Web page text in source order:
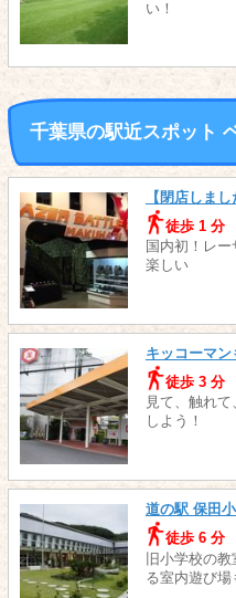
い！
千葉県の駅近スポット
【閉店しま
徒歩 1 分
国内初！レ
楽しい
キッコーマ
徒歩 3 分
見て、触れ
しよう！
道の駅 保田
徒歩 6 分
旧小学校の
る室内遊び場